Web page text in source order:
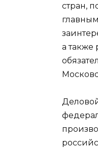
стран,
а также